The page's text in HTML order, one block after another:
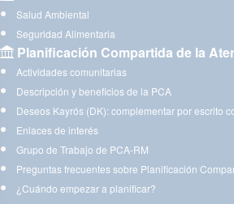
Salud Ambiental
Seguridad Alimentaria
Planificación Compartida de la
Actividades comunitarias
Descripción y beneficios de la PCA
Deseos Kayrós (DK): complementar por escrito
Enlaces de interés
Grupo de Trabajo de PCA-RM
Preguntas frecuentes sobre Planificación
¿Cuándo empezar a planificar?